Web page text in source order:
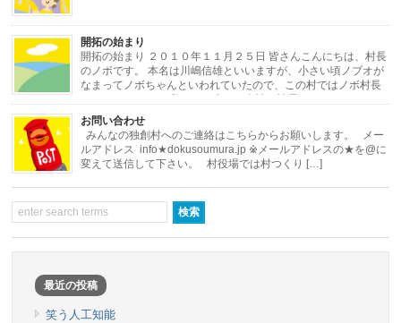
開拓の始まり
開拓の始まり ２０１０年１１月２５日 皆さんこんにちは、村長
のノボです。 本名は川嶋信雄といいますが、小さい頃ノブオが
なまってノボちゃんといわれていたので、この村ではノボ村長
にしました。 さて私はある小さな会社の社長をし […]
お問い合わせ
みんなの独創村へのご連絡はこちらからお願いします。 メー
ルアドレス info★dokusoumura.jp ※メールアドレスの★を@に
変えて送信して下さい。 村役場では村つくり […]
最近の投稿
笑う人工知能